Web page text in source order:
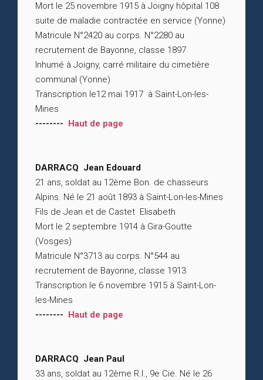
Mort le 25 novembre 1915 à Joigny hôpital 108
suite de maladie contractée en service (Yonne)
Matricule N°2420 au corps. N°2280 au
recrutement de Bayonne, classe 1897
Inhumé à Joigny, carré militaire du cimetière
communal (Yonne)
Transcription le12 mai 1917 à Saint-Lon-les-
Mines
-------- Haut de page
DARRACQ Jean Edouard
21 ans, soldat au 12ème Bon. de chasseurs
Alpins. Né le 21 août 1893 à Saint-Lon-les-Mines
Fils de Jean et de Castet Elisabeth
Mort le 2 septembre 1914 à Gira-Goutte
(Vosges)
Matricule N°3713 au corps. N°544 au
recrutement de Bayonne, classe 1913
Transcription le 6 novembre 1915 à Saint-Lon-
les-Mines
-------- Haut de page
DARRACQ Jean Paul
33 ans, soldat au 12ème R.I., 9e Cie. Né le 26